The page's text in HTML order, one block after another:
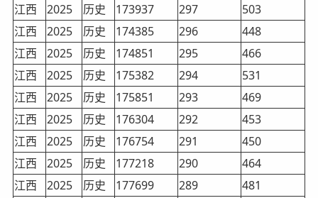
江西
2025 历史 173937 297
503
江西
2025 历史 174385 296
448
江西
2025 历史 174851 295
466
江西
2025 历史 175382 294
531
江西
2025 历史 175851 293
469
江西
2025 历史 176304 292
453
江西
2025 历史 176754 291
450
江西
2025 历史 177218 290
464
江西
2025 历史 177699 289
481